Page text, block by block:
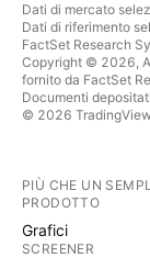
Dati di mercato
Dati di riferimento
FactSet Research
Copyright © 2026,
fornito da FactSet
Documenti
© 2026
PIÙ CHE UN
PRODOTTO
Grafici
SCREENER